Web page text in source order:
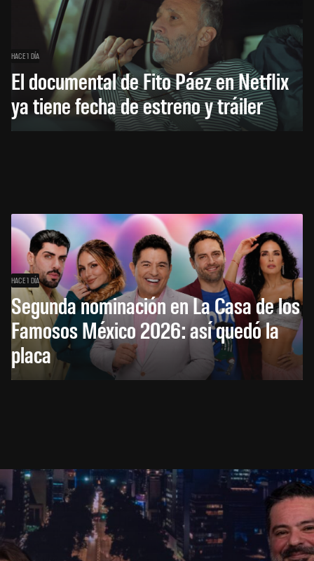
HACE 1 DÍA
El documental de Fito Páez en Netflix
ya tiene fecha de estreno y tráiler
HACE 1 DÍA
Segunda nominación en La Casa de los
Famosos México 2026: así quedó la
placa